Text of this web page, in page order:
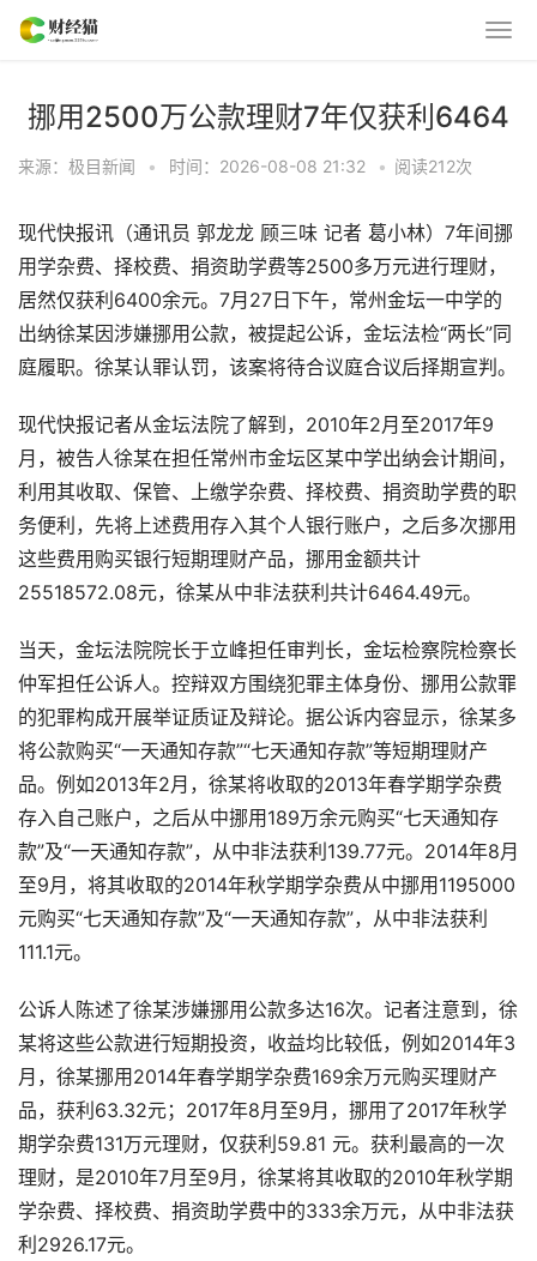
挪用2500万公款理财7年仅获利6464
来源：极目新闻 • 时间：2026-08-08 21:32 • 阅读212次
现代快报讯（通讯员 郭龙龙 顾三味 记者 葛小林）7年间挪
用学杂费、择校费、捐资助学费等2500多万元进行理财，
居然仅获利6400余元。7月27日下午，常州金坛一中学的
出纳徐某因涉嫌挪用公款，被提起公诉，金坛法检“两长”同
庭履职。徐某认罪认罚，该案将待合议庭合议后择期宣判。
现代快报记者从金坛法院了解到，2010年2月至2017年9
月，被告人徐某在担任常州市金坛区某中学出纳会计期间，
利用其收取、保管、上缴学杂费、择校费、捐资助学费的职
务便利，先将上述费用存入其个人银行账户，之后多次挪用
这些费用购买银行短期理财产品，挪用金额共计
25518572.08元，徐某从中非法获利共计6464.49元。
当天，金坛法院院长于立峰担任审判长，金坛检察院检察长
仲军担任公诉人。控辩双方围绕犯罪主体身份、挪用公款罪
的犯罪构成开展举证质证及辩论。据公诉内容显示，徐某多
将公款购买“一天通知存款”“七天通知存款”等短期理财产
品。例如2013年2月，徐某将收取的2013年春学期学杂费
存入自己账户，之后从中挪用189万余元购买“七天通知存
款”及“一天通知存款”，从中非法获利139.77元。2014年8月
至9月，将其收取的2014年秋学期学杂费从中挪用1195000
元购买“七天通知存款”及“一天通知存款”，从中非法获利
111.1元。
公诉人陈述了徐某涉嫌挪用公款多达16次。记者注意到，徐
某将这些公款进行短期投资，收益均比较低，例如2014年3
月，徐某挪用2014年春学期学杂费169余万元购买理财产
品，获利63.32元；2017年8月至9月，挪用了2017年秋学
期学杂费131万元理财，仅获利59.81 元。获利最高的一次
理财，是2010年7月至9月，徐某将其收取的2010年秋学期
学杂费、择校费、捐资助学费中的333余万元，从中非法获
利2926.17元。